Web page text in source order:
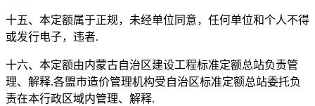
十五、本定额属于正规，未经单位同意，任何单位和个人不得
或发行电子，违者.
十六、本定额由内蒙古自治区建设工程标准定额总站负责管
理、解释.各盟市造价管理机构受自治区标准定额总站委托负
责在本行政区域内管理、解释.